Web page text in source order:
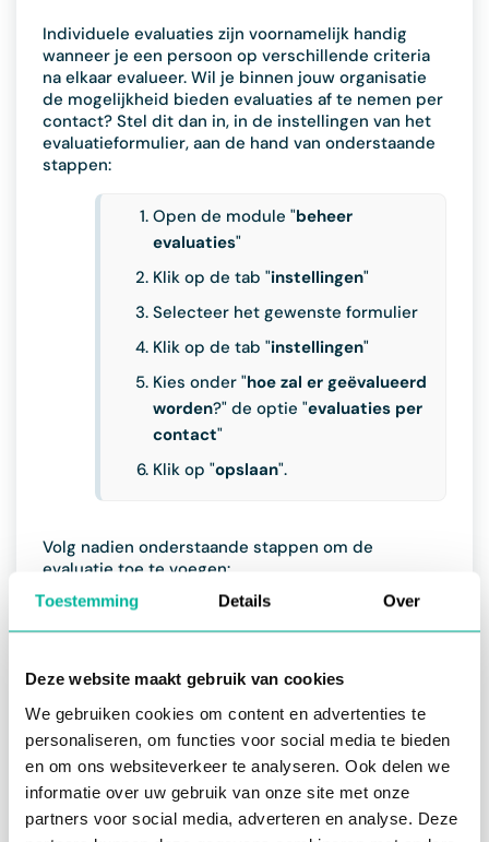
Toestemming Details Over
Deze website maakt gebruik van cookies
We gebruiken cookies om content en advertenties te
personaliseren, om functies voor social media te bieden
en om ons websiteverkeer te analyseren. Ook delen we
informatie over uw gebruik van onze site met onze
partners voor social media, adverteren en analyse. Deze
Individuele evaluaties zijn voornamelijk handig
wanneer je een persoon op verschillende criteria
na elkaar evalueer. Wil je binnen jouw organisatie
de mogelijkheid bieden evaluaties af te nemen per
contact? Stel dit dan in, in de instellingen van het
evaluatieformulier, aan de hand van onderstaande
stappen:
Open de module "beheer
evaluaties"
Klik op de tab "instellingen"
Selecteer het gewenste formulier
Klik op de tab "instellingen"
Kies onder "hoe zal er geëvalueerd
worden?" de optie "evaluaties per
contact"
Klik op "opslaan".
Volg nadien onderstaande stappen om de
evaluatie toe te voegen:
Selecteer een type evaluatie
Kies het contact dat je wenst te
evalueren
Klik op "voeg een nieuwe evaluatie
toe "